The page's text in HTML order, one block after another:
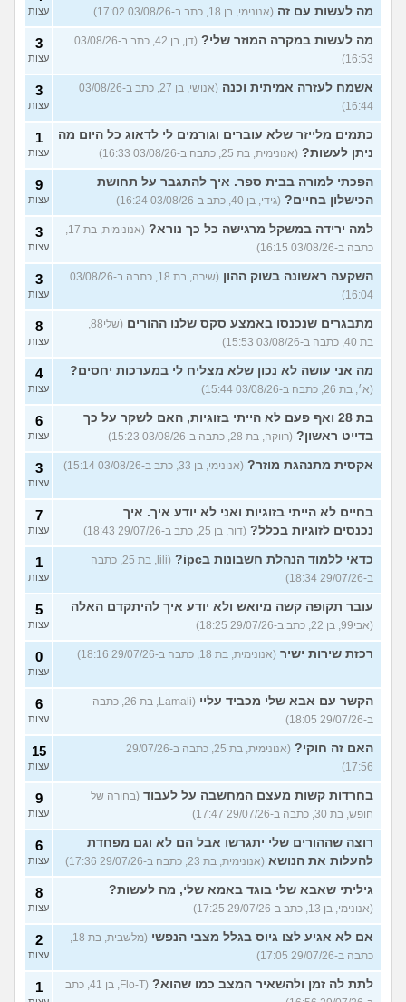
מה לעשות עם זה (אנונימי, בן 18, כתב ב-03/08/26 17:02) עצות
מה לעשות במקרה המוזר שלי?
(דן, בן 42, כתב ב-03/08/26
16:53)
3
עצות
אשמח לעזרה אמיתית וכנה
(אנושי, בן 27, כתב ב-03/08/26
16:44)
3
עצות
כתמים מלייזר שלא עוברים וגורמים לי לדאוג כל היום מה
ניתן לעשות? (אנונימית, בת 25, כתבה ב-03/08/26 16:33)
1
עצות
הפכתי למורה בבית ספר. איך להתגבר על תחושת
הכישלון בחיים? (גידי, בן 40, כתב ב-03/08/26 16:24)
9
עצות
למה ירידה במשקל מרגישה כל כך נורא?
(אנונימית, בת 17,
כתבה ב-03/08/26 16:15)
3
עצות
השקעה ראשונה בשוק ההון
(שירה, בת 18, כתבה ב-03/08/26
16:04)
3
עצות
מתבגרים שנכנסו באמצע סקס שלנו ההורים
(שלי88,
בת 40, כתבה ב-03/08/26 15:53)
8
עצות
מה אני עושה לא נכון שלא מצליח לי במערכות יחסים?
(א׳, בת 26, כתבה ב-03/08/26 15:44)
4
עצות
בת 28 ואף פעם לא הייתי בזוגיות, האם לשקר על כך
בדייט ראשון? (רווקה, בת 28, כתבה ב-03/08/26 15:23)
6
עצות
אקסית מתנהגת מוזר? (אנונימי, בן 33, כתב ב-03/08/26 15:14) 3
עצות
בחיים לא הייתי בזוגיות ואני לא יודע איך. איך
נכנסים לזוגיות בכלל? (דור, בן 25, כתב ב-29/07/26 18:43)
7
עצות
כדאי ללמוד הנהלת חשבונות בipc?
(lili, בת 25, כתבה
ב-29/07/26 18:34)
1
עצות
עובר תקופה קשה מיואש ולא יודע איך להיתקדם האלה
(אבי99, בן 22, כתב ב-29/07/26 18:25)
5
עצות
רכזת שירות ישיר (אנונימית, בת 18, כתבה ב-29/07/26 18:16) 0
עצות
הקשר עם אבא שלי מכביד עליי
(Lamali, בת 26, כתבה
ב-29/07/26 18:05)
6
עצות
האם זה חוקי?
(אנונימית, בת 25, כתבה ב-29/07/26
17:56)
15
עצות
בחרדות קשות מעצם המחשבה על לעבוד (בחורה של
חופש, בת 30, כתבה ב-29/07/26 17:47)
9
עצות
רוצה שההורים שלי יתגרשו אבל הם לא וגם מפחדת
להעלות את הנושא (אנונימית, בת 23, כתבה ב-29/07/26 17:36)
6
עצות
גיליתי שאבא שלי בוגד באמא שלי, מה לעשות?
(אנונימי, בן 13, כתב ב-29/07/26 17:25)
8
עצות
אם לא אגיע לצו גיוס בגלל מצבי הנפשי
(מלשבית, בת 18,
כתבה ב-29/07/26 17:05)
2
עצות
לתת לה זמן ולהשאיר המצב כמו שהוא?
(Flo-T, בן 41, כתב
1